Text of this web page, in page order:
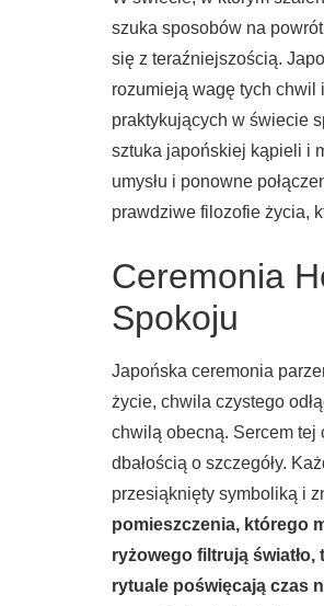
szuka sposobów na
się z teraźniejszością.
rozumieją wagę tych chwil
praktykujących w świecie
sztuka japońskiej kąpieli i
umysłu i ponowne
prawdziwe filozofie życia,
Ceremonia
Spokoju
Japońska ceremonia
życie, chwila czystego
chwilą obecną. Sercem tej
dbałością o szczegóły.
przesiąknięty symboliką i
pomieszczenia, którego
ryżowego filtrują
rytuale poświęcają czas